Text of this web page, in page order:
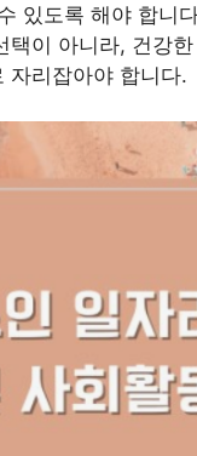
있도록 해야 합니
택이 아니라, 건강
자리잡아야 합니다.